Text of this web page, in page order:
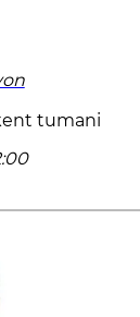
tumani